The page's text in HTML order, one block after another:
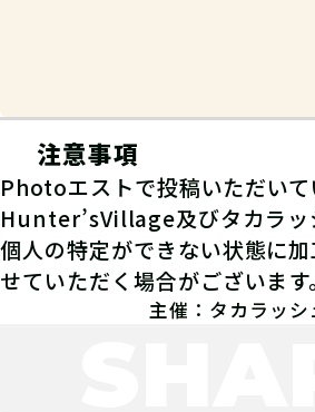
注意事項
Photoエストで投稿いただいて
Hunter’sVillage及びタカラッ
個人の特定ができない状態に
せていただく場合がございます。
主催：タカラッシ